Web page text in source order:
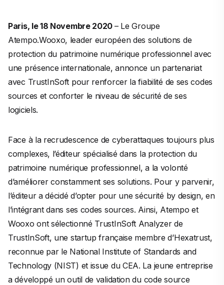
Paris, le 18 Novembre 2020 – Le Groupe
Atempo.Wooxo, leader européen des solutions de
protection du patrimoine numérique professionnel avec
une présence internationale, annonce un partenariat
avec TrustInSoft pour renforcer la fiabilité de ses codes
sources et conforter le niveau de sécurité de ses
logiciels.
Face à la recrudescence de cyberattaques toujours plus
complexes, l’éditeur spécialisé dans la protection du
patrimoine numérique professionnel, a la volonté
d’améliorer constamment ses solutions. Pour y parvenir,
l’éditeur a décidé d’opter pour une sécurité by design, en
l’intégrant dans ses codes sources. Ainsi, Atempo et
Wooxo ont sélectionné TrustInSoft Analyzer de
TrustInSoft, une startup française membre d’Hexatrust,
reconnue par le National Institute of Standards and
Technology (NIST) et issue du CEA. La jeune entreprise
a développé un outil de validation du code source